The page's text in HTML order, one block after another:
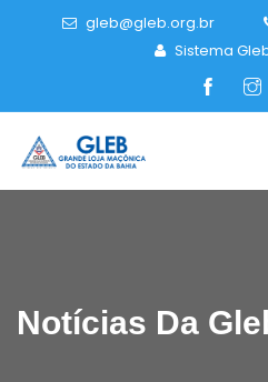
gleb@gleb.org.br
Sistema
Notícias Da